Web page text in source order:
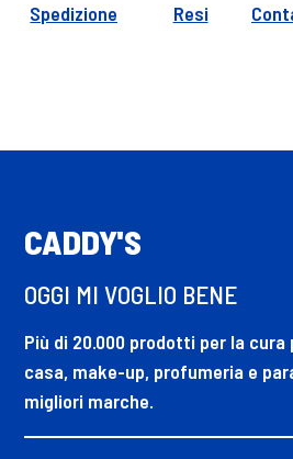
Spedizione Resi
CADDY'S
OGGI MI VOGLIO BENE
Più di 20.000 prodotti per la cura
casa, make-up, profumeria e
migliori marche.